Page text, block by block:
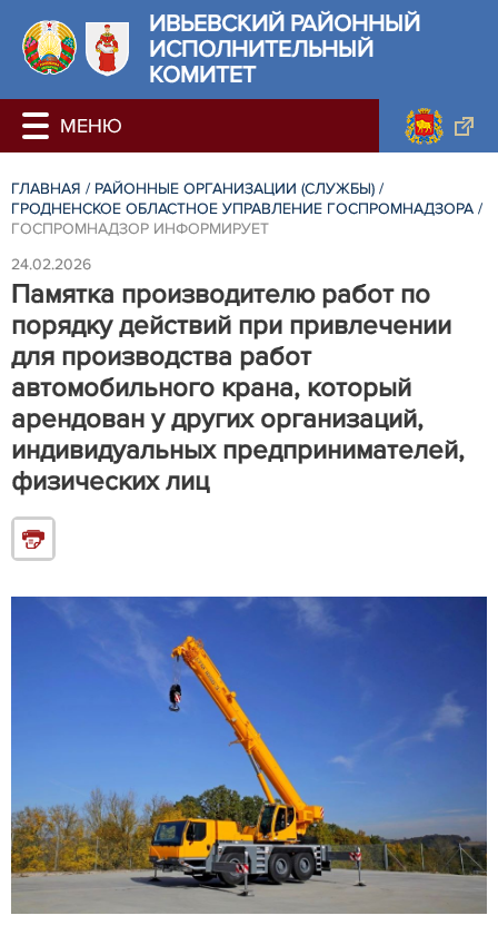
ИВЬЕВСКИЙ РАЙОННЫЙ
ИСПОЛНИТЕЛЬНЫЙ
КОМИТЕТ
ГЛАВНАЯ / РАЙОННЫЕ ОРГАНИЗАЦИИ (СЛУЖБЫ) /
ГРОДНЕНСКОЕ ОБЛАСТНОЕ УПРАВЛЕНИЕ ГОСПРОМНАДЗОРА /
ГОСПРОМНАДЗОР ИНФОРМИРУЕТ
24.02.2026
Памятка производителю работ по
порядку действий при привлечении
для производства работ
автомобильного крана, который
арендован у других организаций,
индивидуальных предпринимателей,
физических лиц